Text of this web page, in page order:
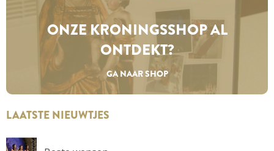
ONZE KRONINGS­SHOP AL
ONTDEKT?
GA NAAR SHOP
LAATSTE NIEUWTJES